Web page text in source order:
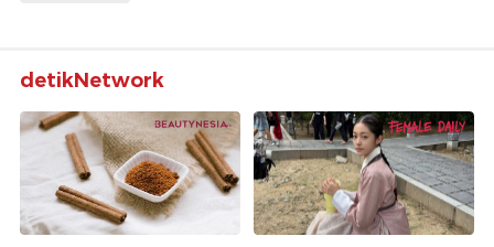
detikNetwork